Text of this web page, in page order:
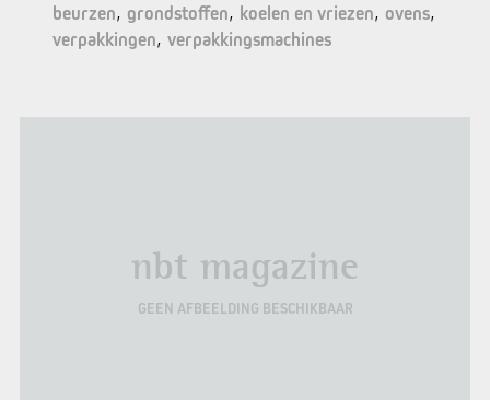
beurzen grondstoffen koelen en vriezen ovens
verpakkingen verpakkingsmachines
nbt magazine
GEEN AFBEELDING BESCHIKBAAR